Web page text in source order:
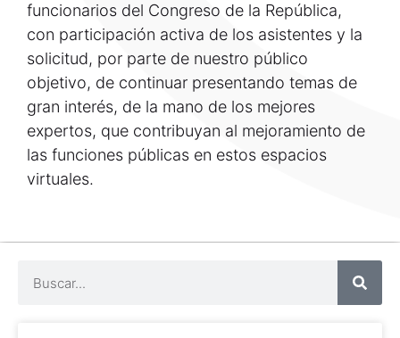
funcionarios del Congreso de la República,
con participación activa de los asistentes y la
solicitud, por parte de nuestro público
objetivo, de continuar presentando temas de
gran interés, de la mano de los mejores
expertos, que contribuyan al mejoramiento de
las funciones públicas en estos espacios
virtuales.